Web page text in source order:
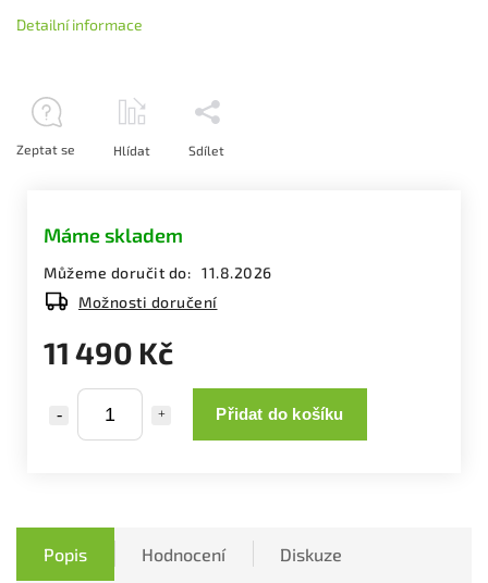
11 490 Kč
Přidat do košíku
Máme skladem
Můžeme doručit do: 11.8.2026
Možnosti doručení
Detailní informace
Zeptat se Hlídat Sdílet
Popis Hodnocení Diskuze